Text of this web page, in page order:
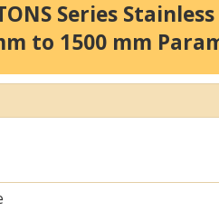
Series
to 1500 mm